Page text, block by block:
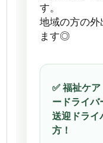
す。
地域の方の外
ます◎
✅ 福祉ケ
ードライバ
送迎ドライ
方！